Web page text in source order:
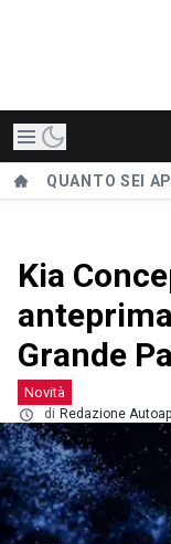
QUANTO SEI
Kia
Grande
Novità
di Redazione